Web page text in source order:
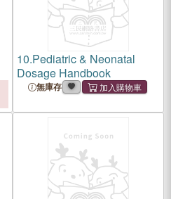
10.Pediatric & Neonatal
Dosage Handbook
無庫存